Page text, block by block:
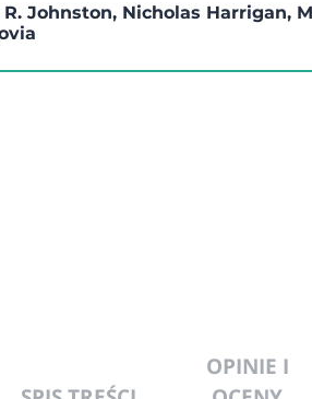
R. Johnston, Nicholas Harrigan,
OPINIE I